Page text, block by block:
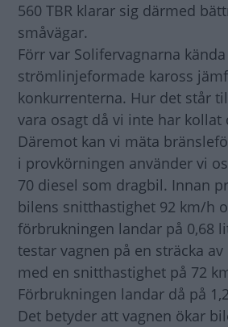
560 TBR klarar sig därmed
småvägar.
Förr var Solifervagnarna
strömlinjeformade kaross
konkurrenterna. Hur det står
vara osagt då vi inte har kollat
Däremot kan vi mäta
i provkörningen använder vi
70 diesel som dragbil. Innan
bilens snitthastighet 92 km/h
förbrukningen landar på 0,68
testar vagnen på en sträcka
med en snitthastighet på 72
Förbrukningen landar då på
Det betyder att vagnen ökar